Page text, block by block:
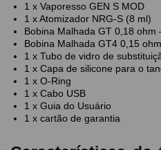
1 x Vaporesso GEN S MOD
1 x Atomizador NRG-S (8 ml)
Bobina Malhada GT 0,18 ohm
Bobina Malhada GT4 0,15
1 x Tubo de vidro de
1 x Capa de silicone para o
1 x O-Ring
1 x Cabo USB
1 x Guia do Usuário
1 x cartão de garantia